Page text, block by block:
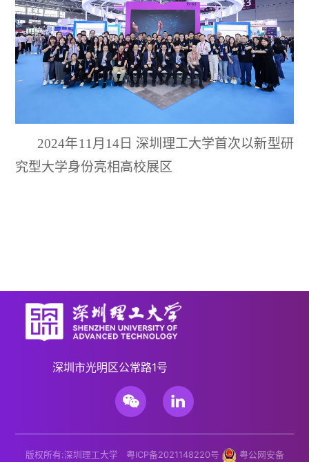
2024年11月14日 深圳理工大学首次以新型研
究型大学身份亮相高校展区
深圳市光明区公常路1号
版权所有:深圳理工大学 粤ICP备2021148220号 粤公网安备